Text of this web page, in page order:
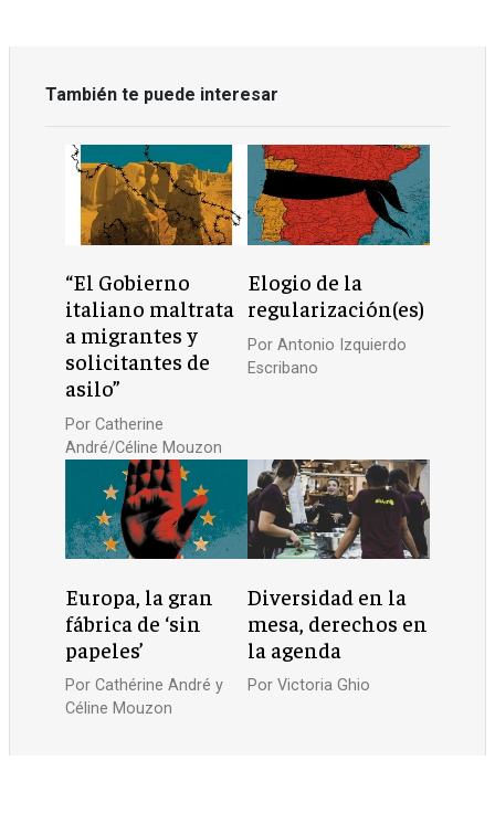
También te puede interesar
“El Gobierno
italiano maltrata
a migrantes y
solicitantes de
asilo”
PorCatherine
André/Céline Mouzon
Elogio de la
regularización(es)
Por Antonio Izquierdo
Escribano
Europa, la gran
fábrica de ‘sin
papeles’
PorCathérine André y
Céline Mouzon
Diversidad en la
mesa, derechos en
la agenda
Por Victoria Ghio